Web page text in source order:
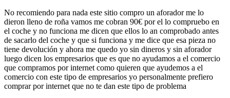
No recomiendo para nada este sitio compro un aforador me lo
dieron lleno de roña vamos me cobran 90€ por el lo compruebo en
el coche y no funciona me dicen que ellos lo an comprobado antes
de sacarlo del coche y que si funciona y me dice que esa pieza no
tiene devolución y ahora me quedo yo sin dineros y sin aforador
luego dicen los empresarios que es que no ayudamos a el comercio
que compramos por internet como quieren que ayudemos a el
comercio con este tipo de empresarios yo personalmente prefiero
comprar por internet que no te dan este tipo de problema